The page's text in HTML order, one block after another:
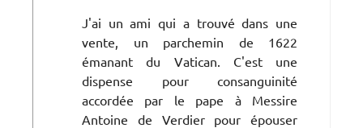
J'ai un ami qui a trouvé dans une
vente, un parchemin de 1622
émanant du Vatican. C'est une
dispense pour consanguinité
accordée par le pape à Messire
Antoine de Verdier pour épouser